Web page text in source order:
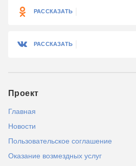
РАССКАЗАТЬ
РАССКАЗАТЬ
Проект
Главная
Новости
Пользовательское соглашение
Оказание возмездных услуг